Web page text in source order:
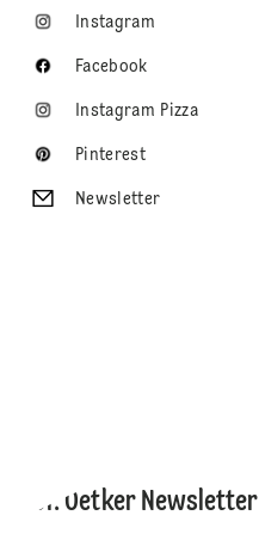
Instagram
Facebook
Instagram Pizza
Pinterest
Newsletter
Dr. Oetker Newsletter